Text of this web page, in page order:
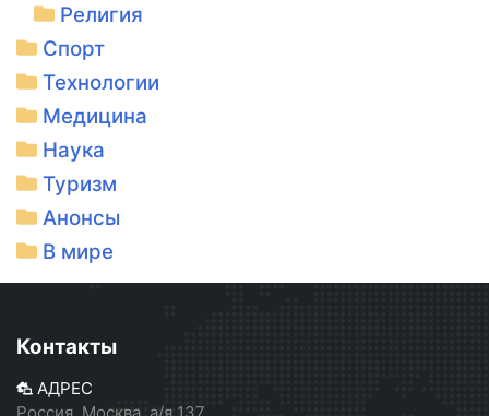
Религия
Спорт
Технологии
Медицина
Наука
Туризм
Анонсы
В мире
Контакты
АДРЕС